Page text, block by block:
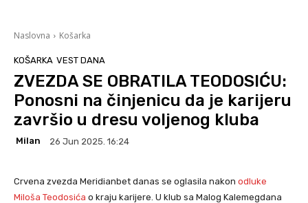
Naslovna Košarka
KOŠARKA VEST DANA
ZVEZDA SE OBRATILA TEODOSIĆU:
Ponosni na činjenicu da je karijeru
završio u dresu voljenog kluba
Milan 26 Jun 2025. 16:24
Crvena zvezda Meridianbet danas se oglasila nakon odluke
Miloša Teodosića o kraju karijere. U klub sa Malog Kalemegdana